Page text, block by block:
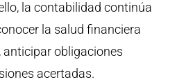
la contabilidad continúa
la salud financiera
anticipar obligaciones
acertadas.